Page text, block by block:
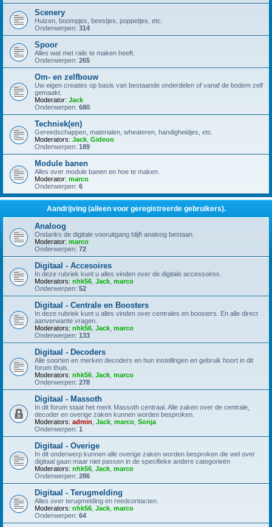
Scenery
Huizen, boompjes, beestjes, poppetjes, etc.
Onderwerpen: 314
Spoor
Alles wat met rails te maken heeft.
Onderwerpen: 265
Om- en zelfbouw
Uw eigen creaties op basis van bestaande onderdelen of vanaf de bodem zelf
gemaakt.
Moderator: Jack
Onderwerpen: 680
Techniek(en)
Gereedschappen, materialen, wheateren, handigheidjes, etc.
Moderators: Jack Gideon
Onderwerpen: 189
Module banen
Alles over module banen en hoe te maken.
Moderator: marco
Onderwerpen: 6
Aandrijving (alleen voor geregistreerde gebruikers).
Analoog
Ondanks de digitale vooruitgang blijft analoog bestaan.
Moderator: marco
Onderwerpen: 72
Digitaal - Accesoires
In deze rubriek kunt u alles vinden over de digitale accessoires.
Moderators: nhk56 Jack marco
Onderwerpen: 52
Digitaal - Centrale en Boosters
In deze rubriek kunt u alles vinden over centrales en boosters. En alle direct
aanverwante vragen.
Moderators: nhk56 Jack marco
Onderwerpen: 133
Digitaal - Decoders
Alle soorten en merken decoders en hun instellingen en gebruik hoort in dit
forum thuis.
Moderators: nhk56 Jack marco
Onderwerpen: 278
Digitaal - Massoth
In dit forum staat het merk Massoth centraal. Alle zaken over de centrale,
decoder en overige zaken kunnen worden besproken.
Moderators: admin Jack marco Sonja
Onderwerpen: 1
Digitaal - Overige
In dit onderwerp kunnen alle overige zaken worden besproken die wel over
digitaal gaan maar niet passen in de specifieke andere categorieën
Moderators: nhk56 Jack marco
Onderwerpen: 286
Digitaal - Terugmelding
Alles over terugmelding en reedcontacten.
Moderators: nhk56 Jack marco
Onderwerpen: 64